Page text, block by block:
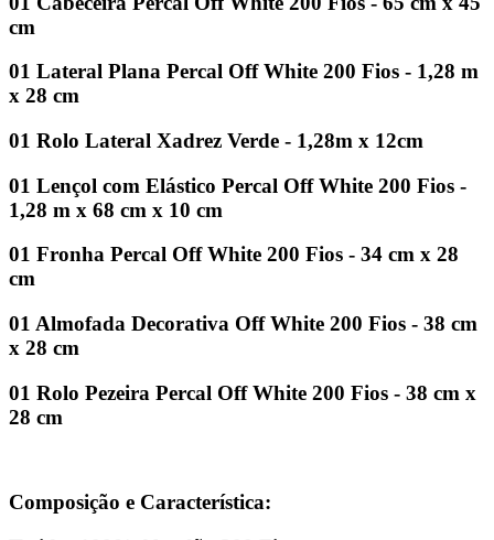
cm
01 Lateral Plana Percal Off White 200 Fios - 1,28 m
x 28 cm
01 Rolo Lateral Xadrez Verde - 1,28m x 12cm
01 Lençol com Elástico Percal Off White 200 Fios -
1,28 m x 68 cm x 10 cm
01 Fronha Percal Off White 200 Fios - 34 cm x 28
cm
01 Almofada Decorativa Off White 200 Fios - 38 cm
x 28 cm
01 Rolo Pezeira Percal Off White 200 Fios - 38 cm x
28 cm
Composição e Característica: